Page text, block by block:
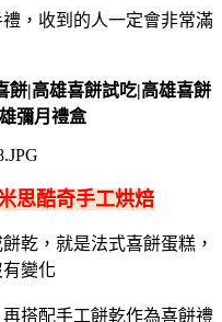
，收到的人一定會非常滿
餅|高雄喜餅試吃|高雄喜餅
彌月禮盒
思酷奇手工烘焙
乾，就是法式喜餅蛋糕，
有變化
搭配手工餅乾作為喜餅禮